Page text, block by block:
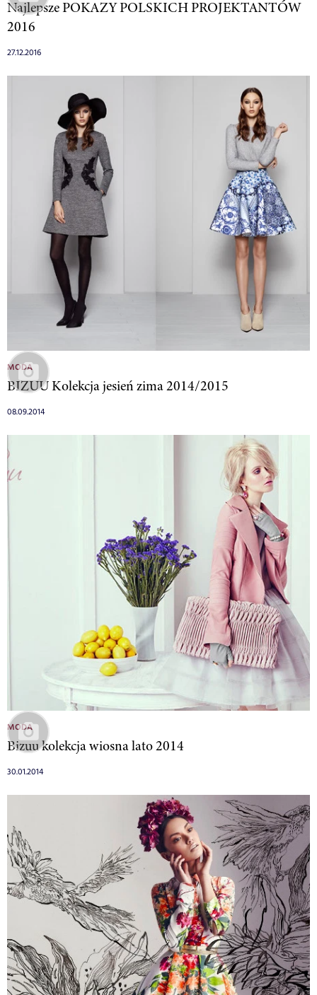
Najlepsze POKAZY POLSKICH PROJEKTANTÓW
2016
27.12.2016
MODA
BIZUU Kolekcja jesień zima 2014/2015
08.09.2014
MODA
Bizuu kolekcja wiosna lato 2014
30.01.2014